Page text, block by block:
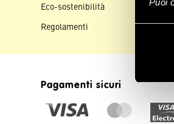
Eco-sostenibilità
Regolamenti
Pagamenti sicuri